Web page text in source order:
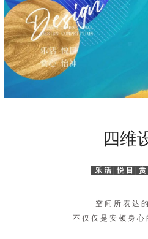
四维
乐活|悦目|
空间所表达
不仅仅是安顿身心